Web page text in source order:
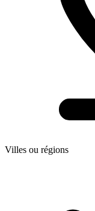
Villes ou régions